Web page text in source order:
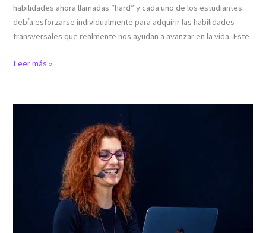
habilidades ahora llamadas “hard” y cada uno de los estudiantes
debía esforzarse individualmente para adquirir las habilidades
transversales que realmente nos ayudan a avanzar en la vida. Este
Leer más »